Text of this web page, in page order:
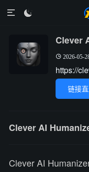

Clever
2026-05-
https://
链接
Clever AI
Clever AI